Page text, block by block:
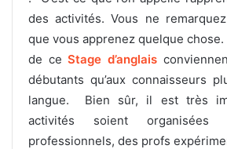
des activités. Vous ne
que vous apprenez quelque
de ceStage d’anglais
débutants qu’aux connaisseurs
langue. Bien sûr, il est très
activités soient
professionnels, des profs